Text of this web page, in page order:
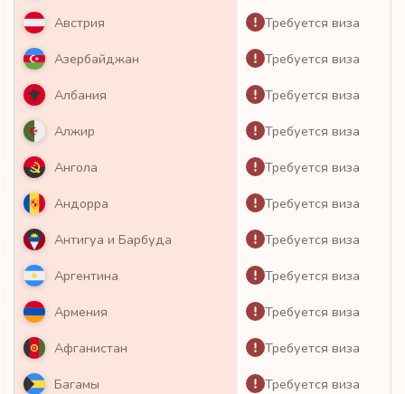
Австрия Требуется виза
Азербайджан Требуется виза
Албания Требуется виза
Алжир Требуется виза
Ангола Требуется виза
Андорра Требуется виза
Антигуа и Барбуда Требуется виза
Аргентина Требуется виза
Армения Требуется виза
Афганистан Требуется виза
Багамы Требуется виза